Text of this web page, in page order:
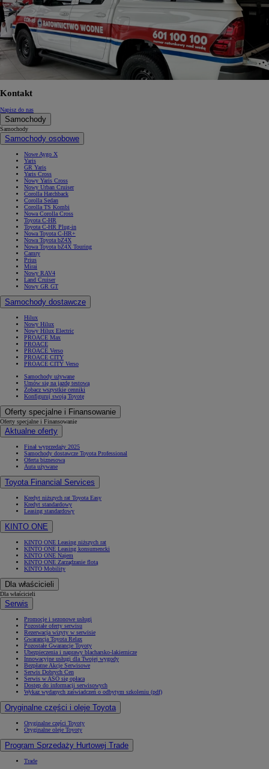
Kontakt
Napisz do nas
Samochody
Samochody
Samochody osobowe
Nowe Aygo X
Yaris
GR Yaris
Yaris Cross
Nowy Yaris Cross
Nowy Urban Cruiser
Corolla Hatchback
Corolla Sedan
Corolla TS Kombi
Nowa Corolla Cross
Toyota C-HR
Toyota C-HR Plug-in
Nowa Toyota C-HR+
Nowa Toyota bZ4X
Nowa Toyota bZ4X Touring
Camry
Prius
Mirai
Nowy RAV4
Land Cruiser
Nowy GR GT
Samochody dostawcze
Hilux
Nowy Hilux
Nowy Hilux Electric
PROACE Max
PROACE
PROACE Verso
PROACE CITY
PROACE CITY Verso
Samochody używane
Umów się na jazdę testową
Zobacz wszystkie cenniki
Konfiguruj swoją Toyotę
Oferty specjalne i Finansowanie
Oferty specjalne i Finansowanie
Aktualne oferty
Finał wyprzedaży 2025
Samochody dostawcze Toyota Professional
Oferta biznesowa
Auta używane
Toyota Financial Services
Kredyt niższych rat Toyota Easy
Kredyt standardowy
Leasing standardowy
KINTO ONE
KINTO ONE Leasing niższych rat
KINTO ONE Leasing konsumencki
KINTO ONE Najem
KINTO ONE Zarządzanie flotą
KINTO Mobility
Dla właścicieli
Dla właścicieli
Serwis
Promocje i sezonowe usługi
Pozostałe oferty serwisu
Rezerwacja wizyty w serwisie
Gwarancja Toyota Relax
Pozostałe Gwarancje Toyoty
Ubezpieczenia i naprawy blacharsko-lakiernicze
Innowacyjne usługi dla Twojej wygody
Bezpłatne Akcje Serwisowe
Serwis Dobrych Cen
Serwis w ASO się opłaca
Dostęp do informacji serwisowych
Wykaz wydanych zaświadczeń o odbytym szkoleniu (pdf)
Oryginalne części i oleje Toyota
Oryginalne części Toyoty
Oryginalne oleje Toyoty
Program Sprzedaży Hurtowej Trade
Trade